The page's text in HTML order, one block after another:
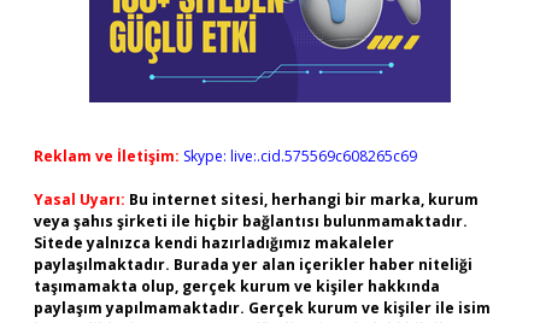
Reklam ve İletişim: Skype: live:.cid.575569c608265c69
Yasal Uyarı: Bu internet sitesi, herhangi bir marka, kurum
veya şahıs şirketi ile hiçbir bağlantısı bulunmamaktadır.
Sitede yalnızca kendi hazırladığımız makaleler
paylaşılmaktadır. Burada yer alan içerikler haber niteliği
taşımamakta olup, gerçek kurum ve kişiler hakkında
paylaşım yapılmamaktadır. Gerçek kurum ve kişiler ile isim